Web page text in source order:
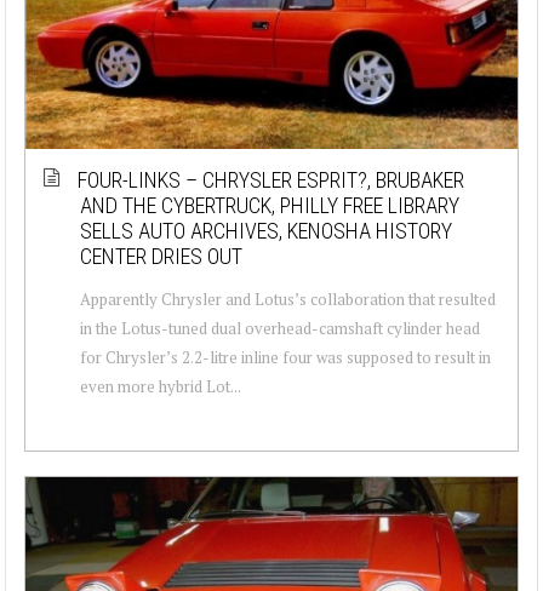
FOUR-LINKS – CHRYSLER ESPRIT?, BRUBAKER
AND THE CYBERTRUCK, PHILLY FREE LIBRARY
SELLS AUTO ARCHIVES, KENOSHA HISTORY
CENTER DRIES OUT
Apparently Chrysler and Lotus’s collaboration that resulted
in the Lotus-tuned dual overhead-camshaft cylinder head
for Chrysler’s 2.2-litre inline four was supposed to result in
even more hybrid Lot...